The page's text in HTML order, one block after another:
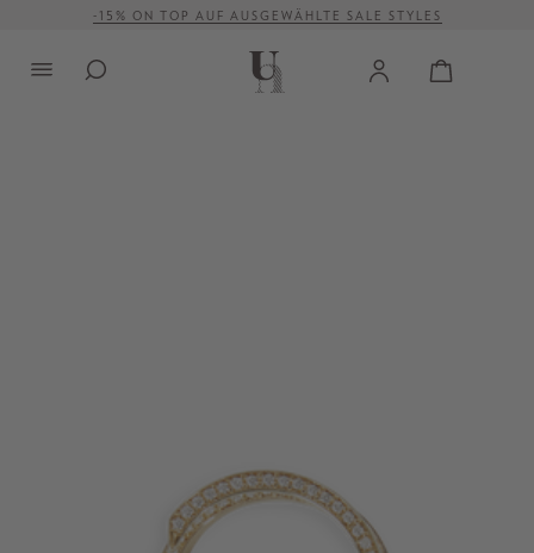
springen-15% ON TOP AUF AUSGEWÄHLTE SALE STYLES